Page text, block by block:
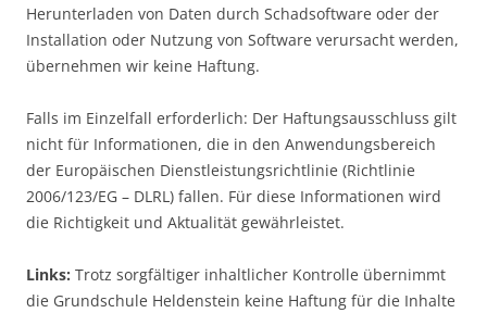
Herunterladen von Daten durch Schadsoftware oder der
Installation oder Nutzung von Software verursacht werden,
übernehmen wir keine Haftung.
Falls im Einzelfall erforderlich: Der Haftungsausschluss gilt
nicht für Informationen, die in den Anwendungsbereich
der Europäischen Dienstleistungsrichtlinie (Richtlinie
2006/123/EG – DLRL) fallen. Für diese Informationen wird
die Richtigkeit und Aktualität gewährleistet.
Links: Trotz sorgfältiger inhaltlicher Kontrolle übernimmt
die Grundschule Heldenstein keine Haftung für die Inhalte